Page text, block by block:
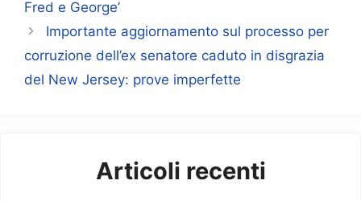
Fred e George’
Importante aggiornamento sul processo per
corruzione dell’ex senatore caduto in disgrazia
del New Jersey: prove imperfette
Articoli recenti